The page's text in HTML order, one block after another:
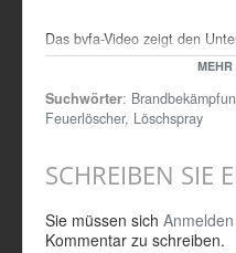
Das bvfa-Video zeigt den
Fettbrandes mit Löschspray
Suchwörter:
Feuerlöscher, Löschspray
SCHREIBEN SIE
Sie müssen sich Anmelden
Kommentar zu schreiben.